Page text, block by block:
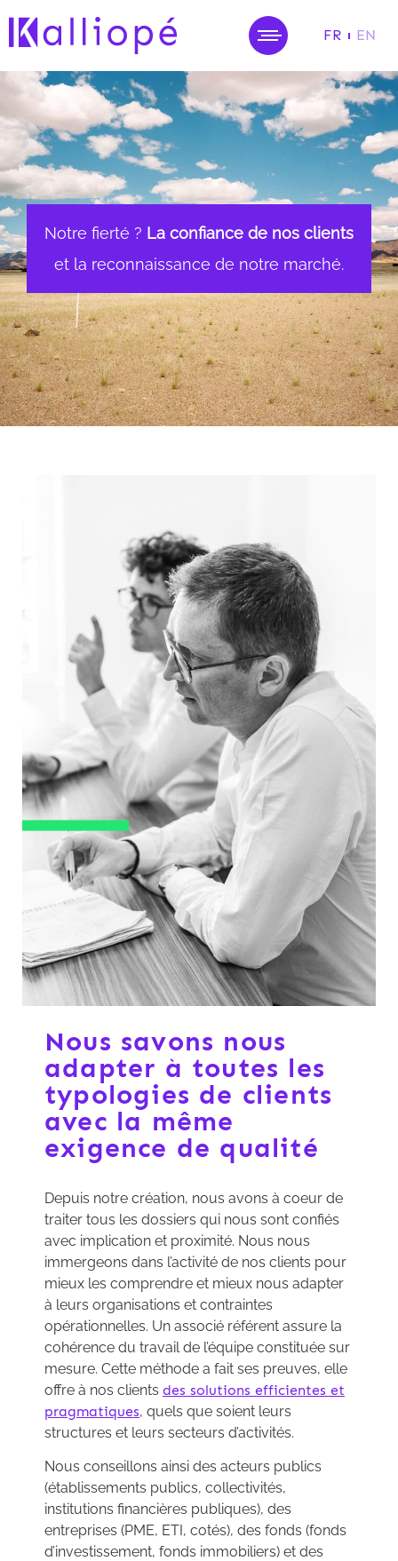
FR EN
Notre fierté ? La confiance de nos clients
et la reconnaissance de notre marché.
Nous savons nous
adapter à toutes les
typologies de clients
avec la même
exigence de qualité​
Depuis notre création, nous avons à coeur de
traiter tous les dossiers qui nous sont confiés
avec implication et proximité. Nous nous
immergeons dans l’activité de nos clients pour
mieux les comprendre et mieux nous adapter
à leurs organisations et contraintes
opérationnelles. Un associé référent assure la
cohérence du travail de l’équipe constituée sur
mesure. Cette méthode a fait ses preuves, elle
offre à nos clients des solutions efficientes et
pragmatiques, quels que soient leurs
structures et leurs secteurs d’activités.
Nous conseillons ainsi des acteurs publics
(établissements publics, collectivités,
institutions financières publiques), des
entreprises (PME, ETI, cotés), des fonds (fonds
d’investissement, fonds immobiliers) et des